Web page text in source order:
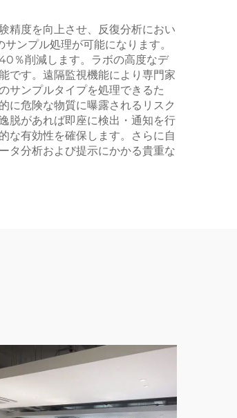
精度を向上させ、反復分析におい
ンプル処理が可能になります。
％削減します。ラボの高度なデ
です。遠隔監視機能により専門家
サンプルタイプを処理できるた
に危険な物質に曝露されるリスク
脱があれば即座に検出・通知を行
な有効性を確保します。さらに自
タ分析および提示にかかる貴重な